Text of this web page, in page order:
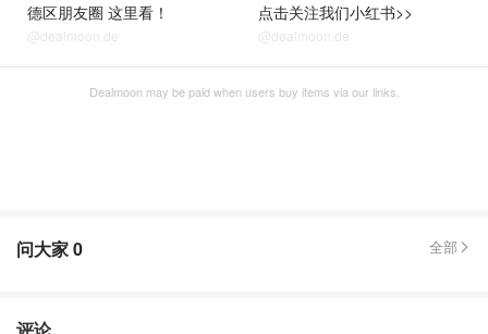
德区朋友圈 这里看！
@dealmoon.de
点击关注我们小红书>>
@dealmoon.de
Dealmoon may be paid when users buy items via our links.
问大家0 全部